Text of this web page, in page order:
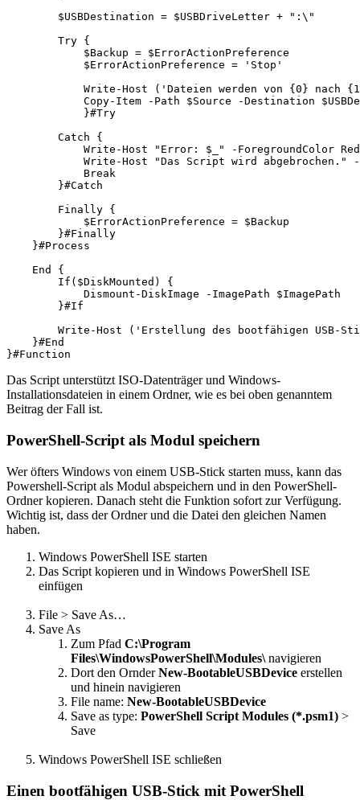
        $USBDestination = $USBDriveLetter + ":\"
        Try {
            $Backup = $ErrorActionPreference
            $ErrorActionPreference = 'Stop'
Write-Host ('Dateien werden von {0} nach
Copy-Item -Path $Source -Destination
            }#Try
        Catch {
            Write-Host "Error: $_" -ForegroundColor Red
Write-Host "Das Script wird abgebrochen."
            Break
        }#Catch
        Finally {
            $ErrorActionPreference = $Backup
        }#Finally
    }#Process
    End {
        If($DiskMounted) {
            Dismount-DiskImage -ImagePath $ImagePath
        }#If
Write-Host ('Erstellung des bootfähigen USB-
    }#End
Das Script unterstützt ISO-Datenträger und Windows-
Installationsdateien in einem Ordner, wie es bei oben genanntem
Beitrag der Fall ist.
PowerShell-Script als Modul speichern
Wer öfters Windows von einem USB-Stick starten muss, kann das
Powershell-Script als Modul abspeichern und in den PowerShell-
Ordner kopieren. Danach steht die Funktion sofort zur Verfügung.
Wichtig ist, dass der Ordner und die Datei den gleichen Namen
haben.
Windows PowerShell ISE starten
Das Script kopieren und in Windows PowerShell ISE
einfügen
File > Save As…
Save As
Zum Pfad C:\Program
Files\WindowsPowerShell\Modules\navigieren
Dort den OrnderNew-BootableUSBDevice erstellen
und hinein navigieren
File name: New-BootableUSBDevice
Save as type: PowerShell Script Modules (*.psm1) >
Save
Windows PowerShell ISE schließen
Einen bootfähigen USB-Stick mit PowerShell